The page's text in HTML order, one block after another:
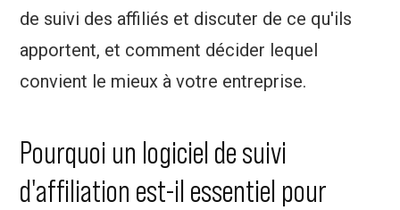
de suivi des affiliés et discuter de ce qu'ils
apportent, et comment décider lequel
convient le mieux à votre entreprise.
Pourquoi un logiciel de suivi
d'affiliation est-il essentiel pour